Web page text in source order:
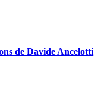
de Davide Ancelotti